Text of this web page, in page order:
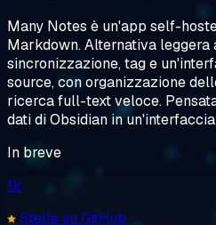
Many Notes è un'app self-
Markdown. Alternativa leggera
sincronizzazione, tag e
source, con organizzazione
ricerca full-text veloce.
dati di Obsidian in
In breve
1k
Stelle su GitHub